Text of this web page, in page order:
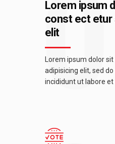
Lorem ipsum
const ect etur
elit
Lorem ipsum dolor
adipisicing elit, sed
incididunt ut labore et